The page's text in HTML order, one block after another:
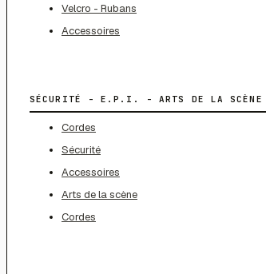
Velcro - Rubans
Accessoires
SÉCURITÉ - E.P.I. - ARTS DE LA SCÈNE
Cordes
Sécurité
Accessoires
Arts de la scène
Cordes